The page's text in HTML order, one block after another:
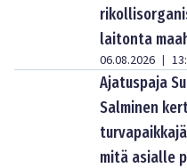
laitonta
06.08.2026 |
Ajatuspaja
Salminen
mitä asialle